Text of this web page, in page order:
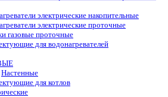
электрические накопительные
электрические проточные
газовые проточные
для водонагревателей
Настенные
для котлов